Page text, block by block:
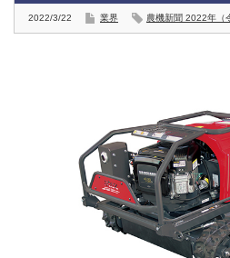
2022/3/22 業界 農機新聞 2022年（